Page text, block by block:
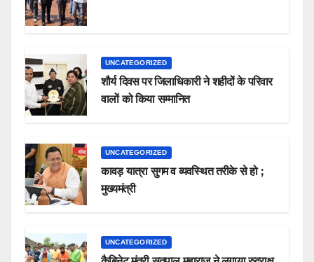
UNCATEGORIZED
शौर्य दिवस पर जिलाधिकारी ने शहीदों के परिवार
वालों को किया सम्मानित
UNCATEGORIZED
कावड़ यात्रा सुगम व व्यवस्थित तरीके से हो ;
मुख्यमंत्री
UNCATEGORIZED